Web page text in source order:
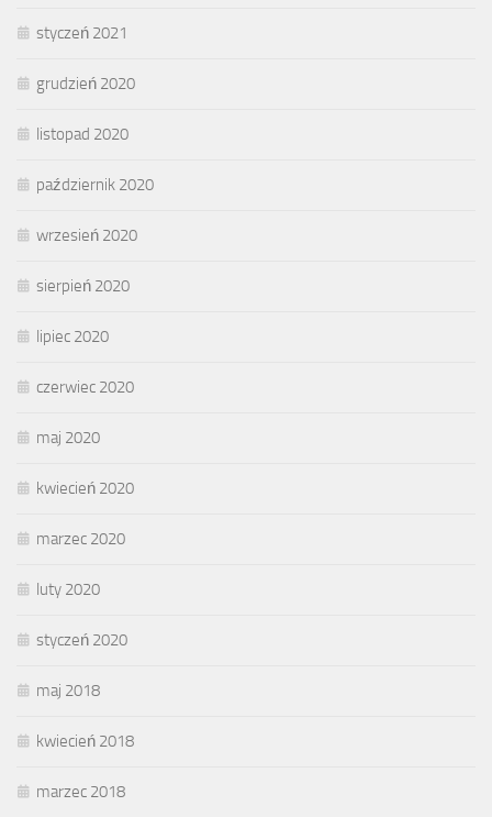
styczeń 2021
grudzień 2020
listopad 2020
październik 2020
wrzesień 2020
sierpień 2020
lipiec 2020
czerwiec 2020
maj 2020
kwiecień 2020
marzec 2020
luty 2020
styczeń 2020
maj 2018
kwiecień 2018
marzec 2018